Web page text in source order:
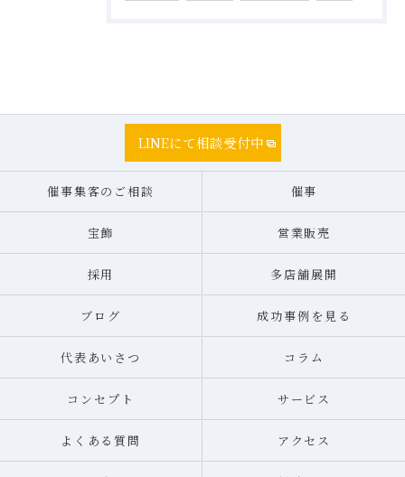
LINEにて相談受付中
催事集客のご相談 催事
宝飾 営業販売
採用 多店舗展開
ブログ 成功事例を見る
代表あいさつ コラム
コンセプト サービス
よくある質問 アクセス